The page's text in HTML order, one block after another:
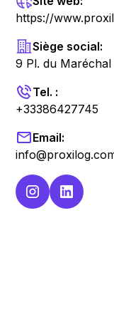
https://
Siège social:
9 Pl. du
Tel. :
+33386427745
Email: